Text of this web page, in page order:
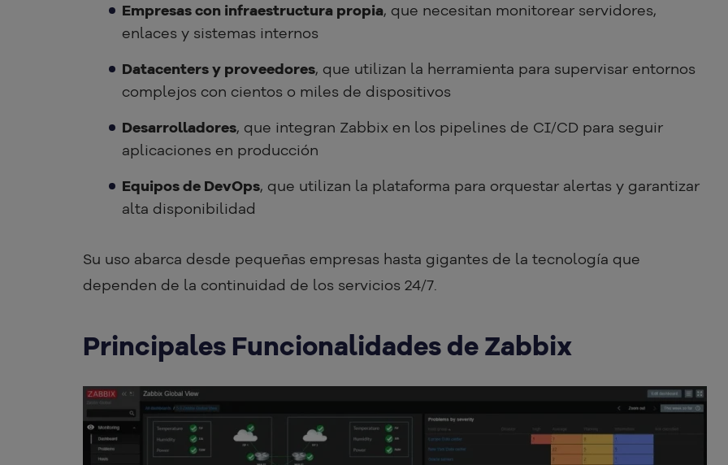
Empresas con infraestructura propia, que necesitan monitorear servidores,
enlaces y sistemas internos
Datacenters y proveedores, que utilizan la herramienta para supervisar entornos
complejos con cientos o miles de dispositivos
Desarrolladores, que integran Zabbix en los pipelines de CI/CD para seguir
aplicaciones en producción
Equipos de DevOps, que utilizan la plataforma para orquestar alertas y garantizar
alta disponibilidad
Su uso abarca desde pequeñas empresas hasta gigantes de la tecnología que
dependen de la continuidad de los servicios 24/7.
Principales Funcionalidades de Zabbix